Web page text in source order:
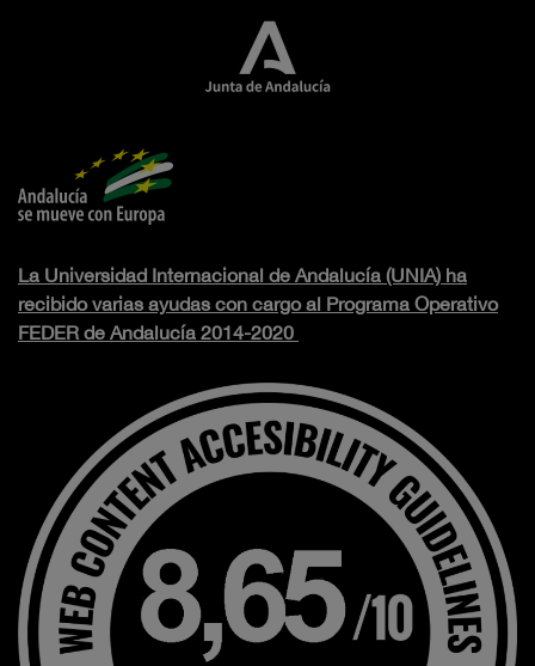
La Universidad Internacional de Andalucía (UNIA) ha
recibido varias ayudas con cargo al Programa Operativo
FEDER de Andalucía 2014-2020